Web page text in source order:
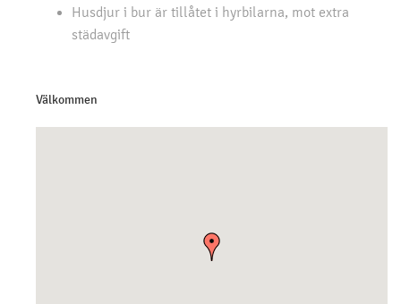
Husdjur i bur är tillåtet i hyrbilarna, mot extra
städavgift
Välkommen